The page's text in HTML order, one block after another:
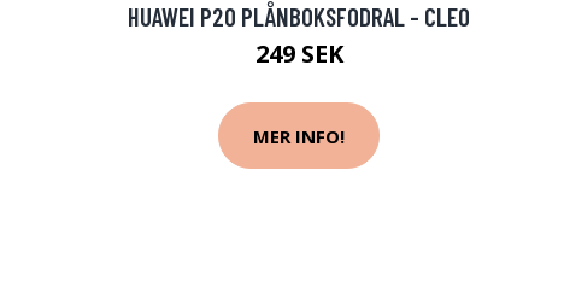
HUAWEI P20 PLÅNBOKSFODRAL - CLEO
249 SEK
MER INFO!